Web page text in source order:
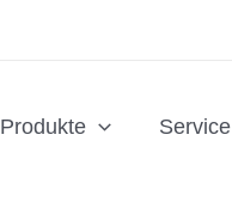
Produkte Service